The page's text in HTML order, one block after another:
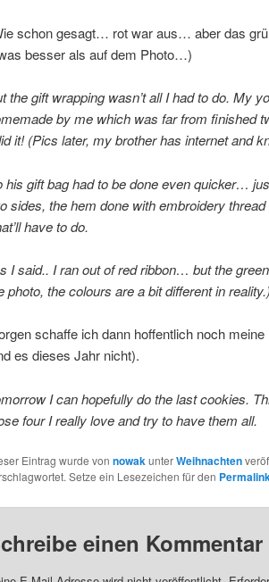
schon gesagt… rot war aus… aber das
besser als auf dem Photo…)
the gift wrapping wasn’t all I had to do. My
by me which was far from finished
it! (Pics later, my brother has internet and
his gift bag had to be done even quicker…
sides, the hem done with embroidery
have to do.
I said.. I ran out of red ribbon… but the
photo, the colours are a bit different in reality.)
schaffe ich dann hoffentlich noch
es dieses Jahr nicht).
I can hopefully do the last cookies.
four I really love and try to have them all.
Eintrag wurde von nowakunterWeihnachten
Setze ein Lesezeichen für den
einen Kommentar